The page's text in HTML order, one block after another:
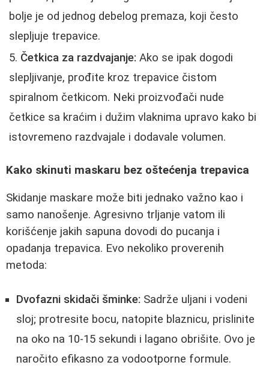
bolje je od jednog debelog premaza, koji često
slepljuje trepavice.
Četkica za razdvajanje: Ako se ipak dogodi
slepljivanje, prođite kroz trepavice čistom
spiralnom četkicom. Neki proizvođači nude
četkice sa kraćim i dužim vlaknima upravo kako bi
istovremeno razdvajale i dodavale volumen.
Kako skinuti maskaru bez oštećenja trepavica
Skidanje maskare može biti jednako važno kao i
samo nanošenje. Agresivno trljanje vatom ili
korišćenje jakih sapuna dovodi do pucanja i
opadanja trepavica. Evo nekoliko proverenih
metoda:
Dvofazni skidači šminke: Sadrže uljani i vodeni
sloj; protresite bocu, natopite blaznicu, prislinite
na oko na 10-15 sekundi i lagano obrišite. Ovo je
naročito efikasno za vodootporne formule.